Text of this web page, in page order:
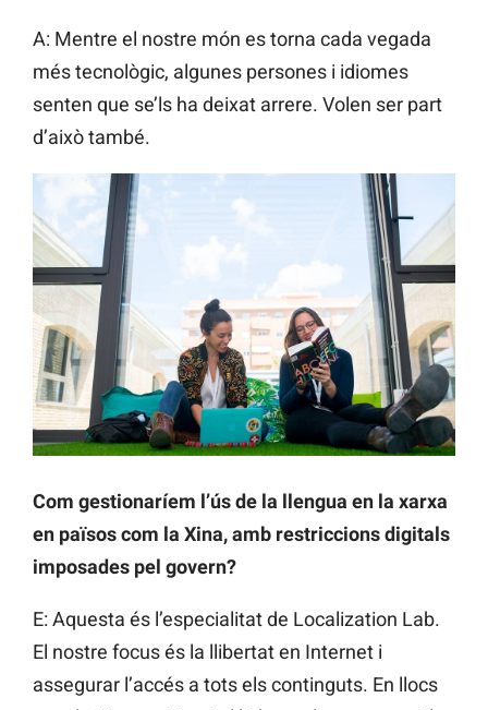
A: Mentre el nostre món es torna cada vegada
més tecnològic, algunes persones i idiomes
senten que se’ls ha deixat arrere. Volen ser part
d’això també.
Com gestionaríem l’ús de la llengua en la xarxa
en països com la Xina, amb restriccions digitals
imposades pel govern?
E: Aquesta és l’especialitat de Localization Lab.
El nostre focus és la llibertat en Internet i
assegurar l’accés a tots els continguts. En llocs